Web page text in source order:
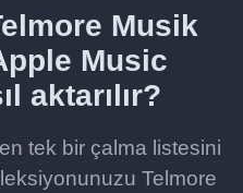
Musik
Music
aktarılır?
tek bir çalma listesini
Telmore